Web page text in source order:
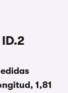
1,81